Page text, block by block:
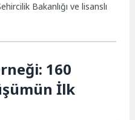
Bakanlığı ve lisanslı
160
İlk